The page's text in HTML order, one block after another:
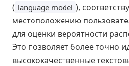
( language model ),
местоположению
для оценки вероятности
Это позволяет более точно
высококачественные